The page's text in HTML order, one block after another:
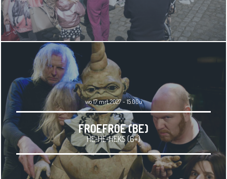
wo 17 mrt 2027 - 15.00u
FROEFROE (BE)
HE-HE-HEKS (6+)